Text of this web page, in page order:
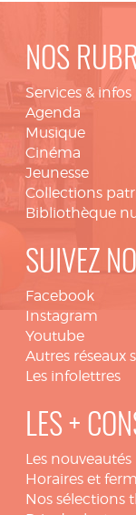
NOS
Services &
Agenda
Musique
Cinéma
Jeunesse
Collections
Bibliothèque
SUIVEZ
Facebook
Instagram
Youtube
Autres réseaux
Les infolettres
LES +
Les nouveautés
Horaires et
Nos sélections